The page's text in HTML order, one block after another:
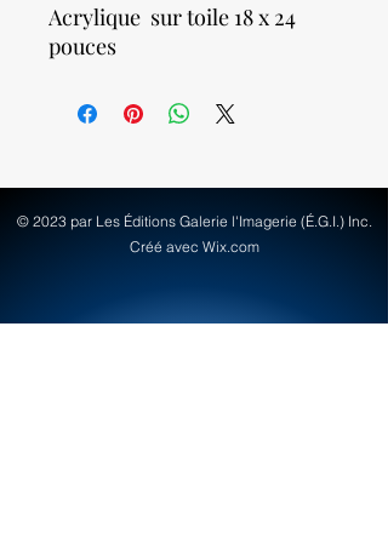
Acrylique sur toile 18 x 24
pouces
© 2023 par Les Éditions Galerie l'Imagerie (É.G.I.) Inc.
Créé avec Wix.com